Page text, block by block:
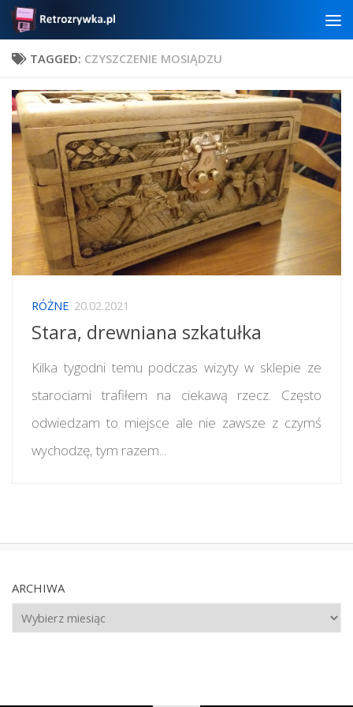
Skip to content
TAGGED: CZYSZCZENIE MOSIĄDZU
RÓŻNE 20.02.2021
Stara, drewniana szkatułka
Kilka tygodni temu podczas wizyty w sklepie ze
starociami trafiłem na ciekawą rzecz. Często
odwiedzam to miejsce ale nie zawsze z czymś
wychodzę, tym razem...
ARCHIWA
Archiwa